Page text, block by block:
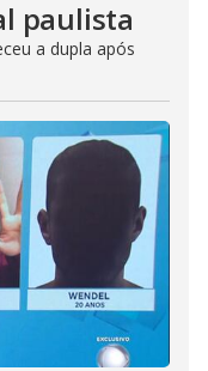
paulista
a dupla após